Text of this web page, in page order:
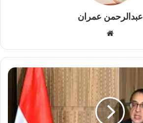
عبدالرحمن عمران